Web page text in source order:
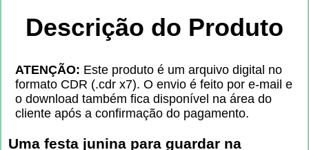
Descrição do Produto
ATENÇÃO: Este produto é um arquivo digital no
formato CDR (.cdr x7). O envio é feito por e-mail e
o download também fica disponível na área do
cliente após a confirmação do pagamento.
Uma festa junina para guardar na